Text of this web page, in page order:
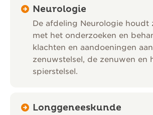
Neurologie
De afdeling Neurologie houdt
met het onderzoeken en
klachten en aandoeningen
zenuwstelsel, de zenuwen en
spierstelsel.
Longgeneeskunde